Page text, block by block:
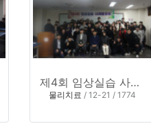
제4회 임상실습 사례 발표회 6
물리치료 / 12-21 / 1774